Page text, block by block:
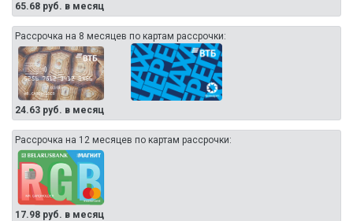
65.68 руб. в месяц
Рассрочка на 8 месяцев по картам рассрочки:
24.63 руб. в месяц
Рассрочка на 12 месяцев по картам рассрочки:
17.98 руб. в месяц